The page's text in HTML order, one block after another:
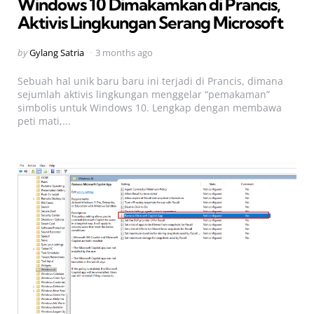
Aktivis Lingkungan Serang Microsoft
Posted
byGylang Satria 3 months ago
Sebuah hal unik baru baru ini terjadi di Prancis, dimana
sejumlah aktivis lingkungan menggelar “pemakaman”
simbolis untuk Windows 10. Lengkap dengan membawa
peti mati,...